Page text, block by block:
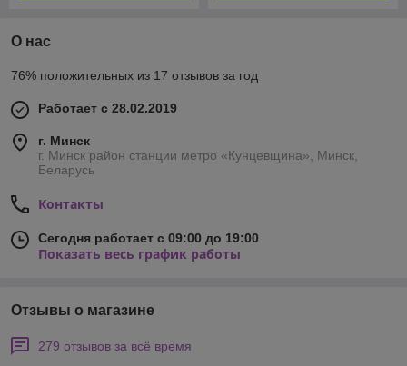
О нас
76% положительных из 17 отзывов за год
Работает с 28.02.2019
г. Минск
г. Минск район станции метро «Кунцевщина», Минск,
Беларусь
Контакты
Сегодня работает с 09:00 до 19:00
Показать весь график работы
Отзывы о магазине
279 отзывов за всё время